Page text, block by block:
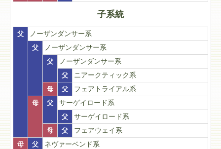
子系統
父
ノーザンダンサー系
父
ノーザンダンサー系
父
ノーザンダンサー系
父
ニアークティック系
母
父
フェアトライアル系
母
父
サーゲイロード系
父
サーゲイロード系
母
父
フェアウェイ系
母
父
ネヴァーベンド系